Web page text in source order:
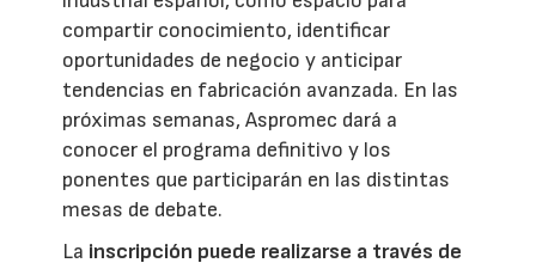
compartir conocimiento, identificar
oportunidades de negocio y anticipar
tendencias en fabricación avanzada. En las
próximas semanas, Aspromec dará a
conocer el programa definitivo y los
ponentes que participarán en las distintas
mesas de debate.
La inscripción puede realizarse a través de